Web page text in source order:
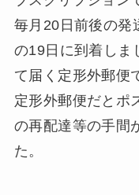
毎月20日前後の発
の19日に到着しま
て届く定形外郵便
定形外郵便だとポ
の再配達等の手間
た。